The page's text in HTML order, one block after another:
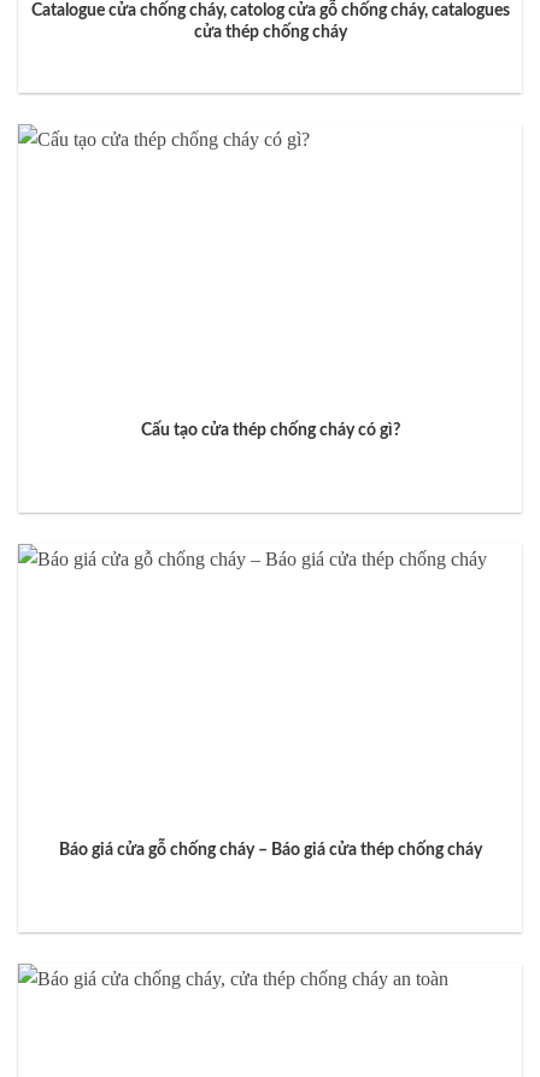
Catalogue cửa chống cháy, catolog cửa gỗ chống cháy, catalogues
cửa thép chống cháy
Cấu tạo cửa thép chống cháy có gì?
Báo giá cửa gỗ chống cháy – Báo giá cửa thép chống cháy